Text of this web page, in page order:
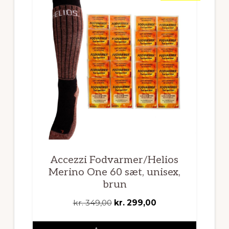
Accezzi Fodvarmer/Helios
Merino One 60 sæt, unisex,
brun
kr.349,00 Den
kr.299,00Den